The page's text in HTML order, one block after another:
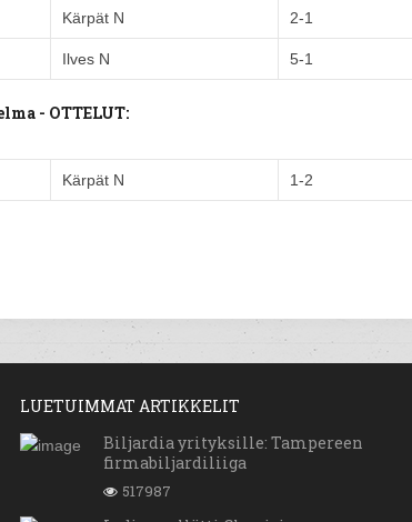
Kärpät N 2-1
Ilves N 5-1
- OTTELUT:
Kärpät N 1-2
LUETUIMMAT ARTIKKELIT
Biljardia yrityksille: Tampereen
firmabiljardiliiga
517987